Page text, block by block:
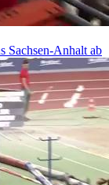
Sachsen-Anhalt ab